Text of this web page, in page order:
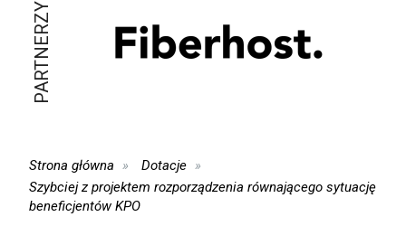
PARTNERZY
Strona główna
Dotacje
Szybciej z projektem rozporządzenia równającego sytuację
beneficjentów KPO